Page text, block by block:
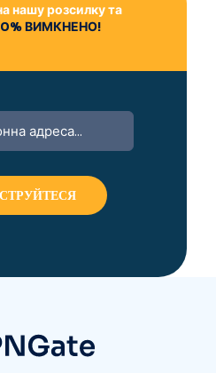
нашу розсилку та
ВИМКНЕНО!